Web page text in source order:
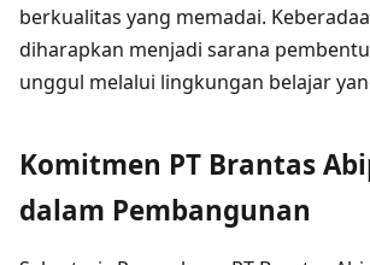
berkualitas yang memadai.
diharapkan menjadi sarana
unggul melalui lingkungan belajar
Komitmen PT Brantas
dalam Pembangunan